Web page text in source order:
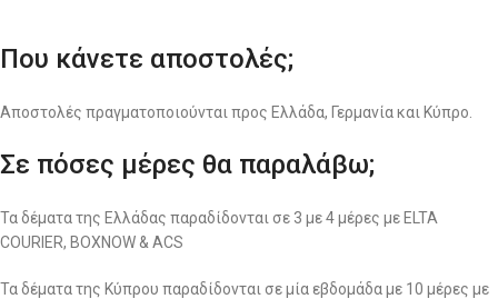
Που κάνετε αποστολές;
Αποστολές πραγματοποιούνται προς Ελλάδα, Γερμανία και Κύπρο.
Σε πόσες μέρες θα παραλάβω;
Τα δέματα της Ελλάδας παραδίδονται σε 3 με 4 μέρες με ELTA
COURIER, BOXNOW & ACS
Τα δέματα της Κύπρου παραδίδονται σε μία εβδομάδα με 10 μέρες με